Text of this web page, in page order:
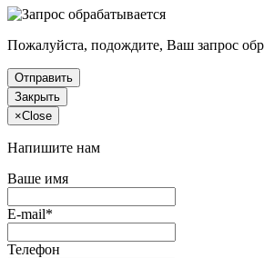
Пожалуйста, подождите, Ваш запрос
Отправить
Закрыть
×Close
Напишите нам
Ваше имя
E-mail*
Телефон